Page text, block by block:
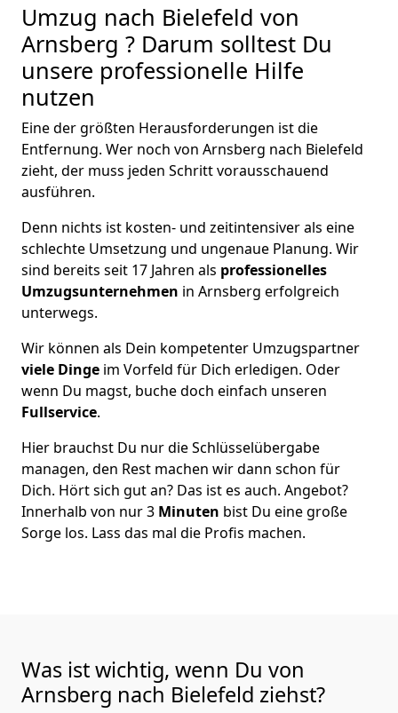
Umzug nach Bielefeld von
Arnsberg ? Darum solltest Du
unsere professionelle Hilfe
nutzen
Eine der größten Herausforderungen ist die
Entfernung. Wer noch von Arnsberg nach Bielefeld
zieht, der muss jeden Schritt vorausschauend
ausführen.
Denn nichts ist kosten- und zeitintensiver als eine
schlechte Umsetzung und ungenaue Planung. Wir
sind bereits seit 17 Jahren als professionelles
Umzugsunternehmen in Arnsberg erfolgreich
unterwegs.
Wir können als Dein kompetenter Umzugspartner
viele Dinge im Vorfeld für Dich erledigen. Oder
wenn Du magst, buche doch einfach unseren
Fullservice.
Hier brauchst Du nur die Schlüsselübergabe
managen, den Rest machen wir dann schon für
Dich. Hört sich gut an? Das ist es auch. Angebot?
Innerhalb von nur 3 Minuten bist Du eine große
Sorge los. Lass das mal die Profis machen.
Was ist wichtig, wenn Du von
Arnsberg nach Bielefeld ziehst?